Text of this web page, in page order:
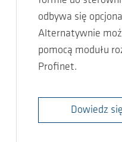
odbywa się
Alternatywnie
pomocą modułu
Profinet.
Dowiedz